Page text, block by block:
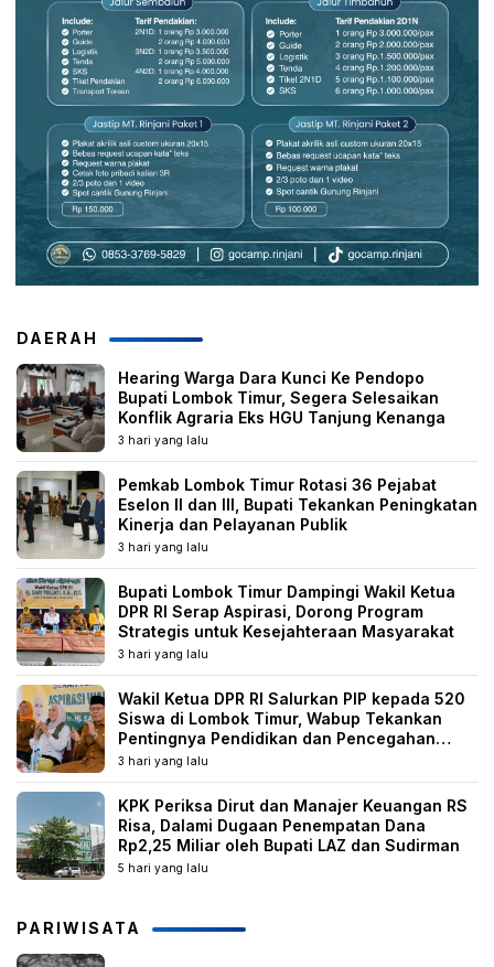
DAERAH
Hearing Warga Dara Kunci Ke Pendopo
Bupati Lombok Timur, Segera Selesaikan
Konflik Agraria Eks HGU Tanjung Kenanga
3 hari yang lalu
Pemkab Lombok Timur Rotasi 36 Pejabat
Eselon II dan III, Bupati Tekankan Peningkatan
Kinerja dan Pelayanan Publik
3 hari yang lalu
Bupati Lombok Timur Dampingi Wakil Ketua
DPR RI Serap Aspirasi, Dorong Program
Strategis untuk Kesejahteraan Masyarakat
3 hari yang lalu
Wakil Ketua DPR RI Salurkan PIP kepada 520
Siswa di Lombok Timur, Wabup Tekankan
Pentingnya Pendidikan dan Pencegahan
Perkawinan Anak
3 hari yang lalu
KPK Periksa Dirut dan Manajer Keuangan RS
Risa, Dalami Dugaan Penempatan Dana
Rp2,25 Miliar oleh Bupati LAZ dan Sudirman
5 hari yang lalu
PARIWISATA